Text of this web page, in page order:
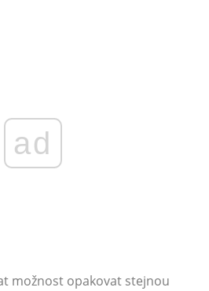
ad
možnost opakovat stejnou